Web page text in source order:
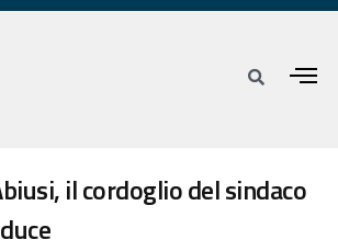
il cordoglio del sindaco